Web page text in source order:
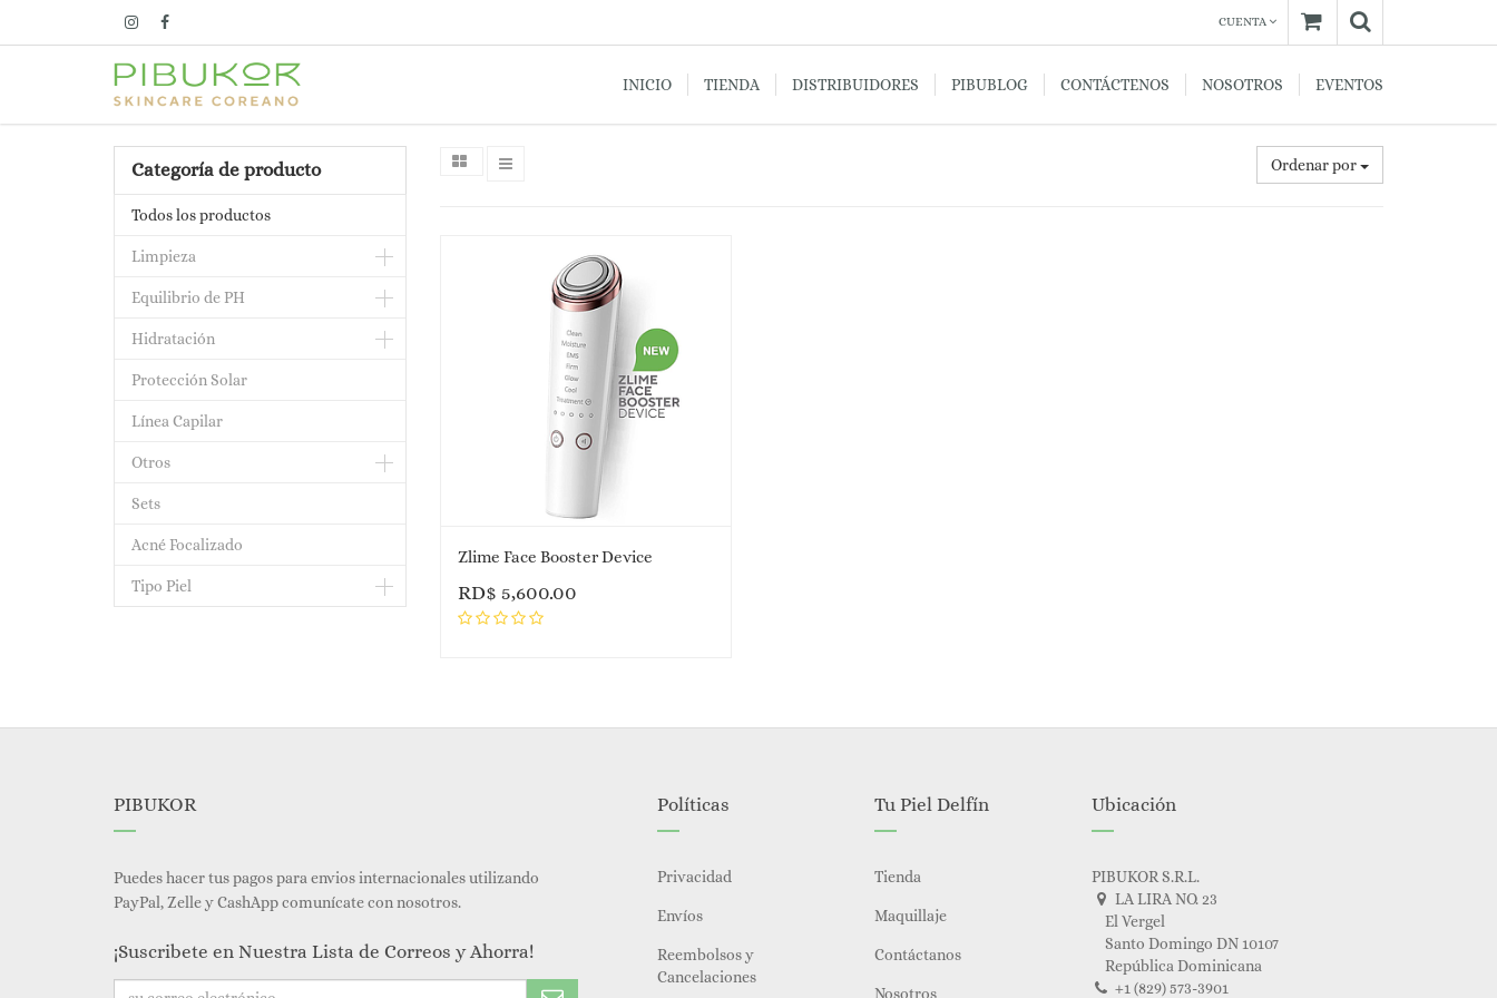
CUENTA
INICIO TIENDA DISTRIBUIDORES PIBUBLOG CONTÁCTENOS NOSOTROS EVENTOS
Categoría de producto
Todos los productos
Limpieza
Equilibrio de PH
Hidratación
Protección Solar
Línea Capilar
Otros
Sets
Acné Focalizado
Tipo Piel
Ordenar por
Zlime Face Booster Device
RD$ 5,600.00
PIBUKOR
Puedes hacer tus pagos para envios internacionales utilizando
PayPal, Zelle y CashApp comunícate con nosotros.
¡Suscribete en Nuestra Lista de Correos y Ahorra!
Políticas
Privacidad
Envíos
Reembolsos y
Cancelaciones
Tu Piel Delfín
Tienda
Maquillaje
Contáctanos
Nosotros
Ubicación
PIBUKOR S.R.L.
LA LIRA NO. 23
El Vergel
Santo Domingo DN 10107
República Dominicana
+1 (829) 573-3901